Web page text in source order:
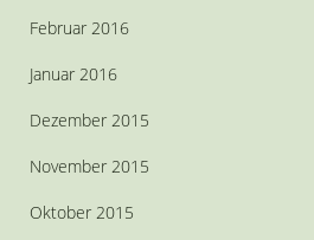
Februar 2016
Januar 2016
Dezember 2015
November 2015
Oktober 2015